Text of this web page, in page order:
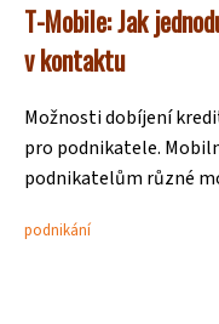
T-Mobile: Jak
v kontaktu
Možnosti dobíjení
pro podnikatele.
podnikatelům různé
podnikání